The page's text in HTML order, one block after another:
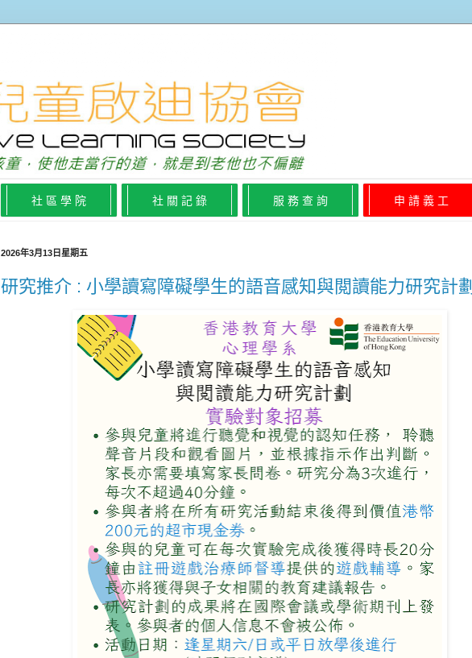
社 區 學 院 社 關 記 錄 服 務 查 詢 申 請 義 工
2026年3月13日星期五
研究推介 : 小學讀寫障礙學生的語音感知與閲讀能力研究計劃